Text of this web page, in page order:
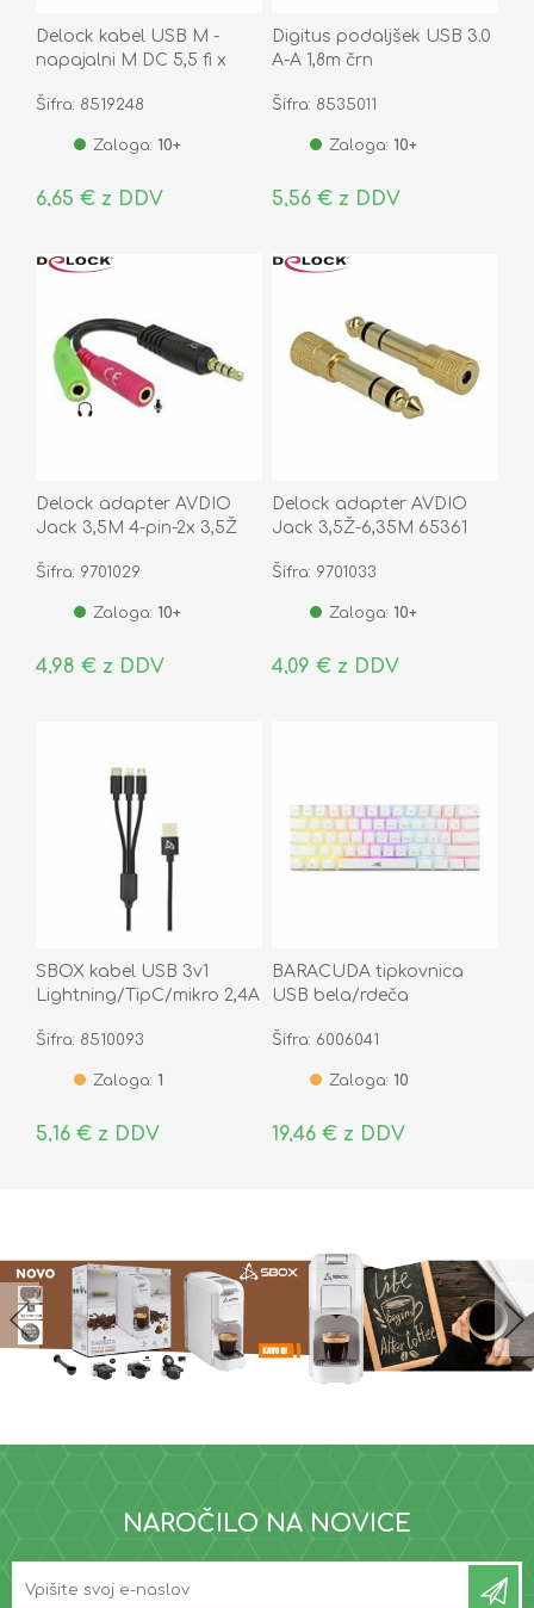
Delock kabel USB M -
napajalni M DC 5,5 fi x
Šifra: 8519248
Zaloga: 10+
6,65 € z DDV
Digitus podaljšek USB 3.0
A-A 1,8m črn
Šifra: 8535011
Zaloga: 10+
5,56 € z DDV
Delock adapter AVDIO
Jack 3,5M 4-pin-2x 3,5Ž
Šifra: 9701029
Zaloga: 10+
4,98 € z DDV
Delock adapter AVDIO
Jack 3,5Ž-6,35M 65361
Šifra: 9701033
Zaloga: 10+
4,09 € z DDV
SBOX kabel USB 3v1
Lightning/TipC/mikro 2,4A
Šifra: 8510093
Zaloga: 1
5,16 € z DDV
BARACUDA tipkovnica
USB bela/rdeča
BGK-03211 DOLPHI
Šifra: 6006041
Zaloga: 10
19,46 € z DDV
NAROČILO NA NOVICE